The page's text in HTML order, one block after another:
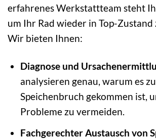
erfahrenes Werkstattteam steht
um Ihr Rad wieder in Top-Zustand
Wir bieten Ihnen:
Diagnose und
analysieren genau, warum es
Speichenbruch gekommen ist,
Probleme zu vermeiden.
Fachgerechter Austausch von